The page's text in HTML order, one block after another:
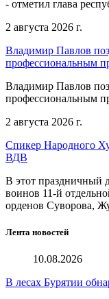
- отметил глава
2 августа 2026 г.
Владимир Павлов
профессиональным
Владимир Павлов
профессиональным
2 августа 2026 г.
Спикер Народного
ВДВ
В этот праздничный
воинов 11-й
орденов Суворова,
Лента новостей
10.08.2026
В лесах Бурятии